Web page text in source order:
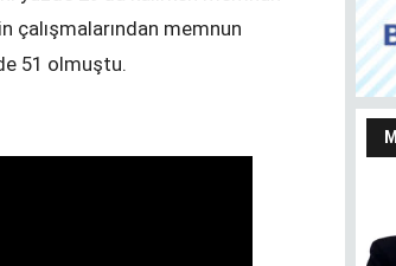
çalışmalarından memnun
51 olmuştu.